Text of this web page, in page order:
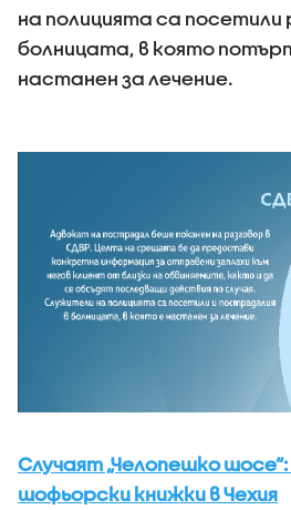
на полицията са посетили
болницата, в която
настанен за лечение.
Случаят „Челопешко
шофьорски книжки в Чехия